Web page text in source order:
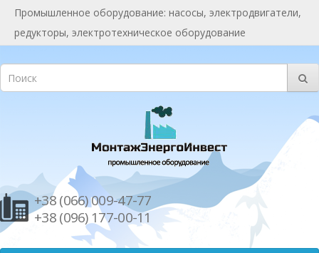
Промышленное оборудование: насосы, электродвигатели,
редукторы, электротехническое оборудование
+38 (066) 009-47-77
+38 (096) 177-00-11